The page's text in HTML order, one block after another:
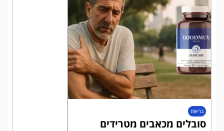
בריאות
סובלים מכאבים מטרידים